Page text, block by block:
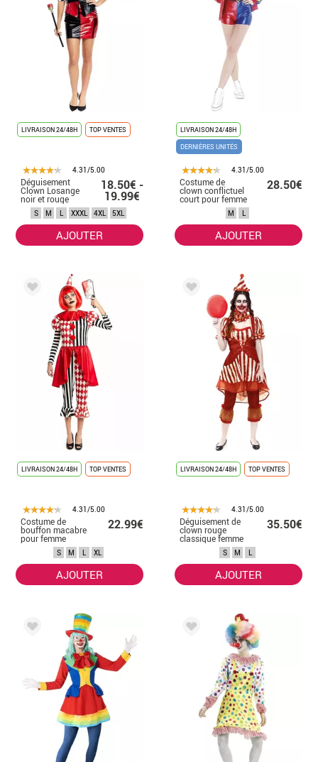
LIVRAISON 24/48H TOP VENTES
4.31/5.00
Déguisement
Clown Losange
noir et rouge
femme
18.50€ -
19.99€
S M L XXXL 4XL 5XL
AJOUTER
LIVRAISON 24/48H
DERNIÈRES UNITÉS
4.31/5.00
Costume de
clown conflictuel
court pour femme
28.50€
M L
AJOUTER
LIVRAISON 24/48H TOP VENTES
4.31/5.00
Costume de
bouffon macabre
pour femme
22.99€
S M L XL
AJOUTER
LIVRAISON 24/48H TOP VENTES
4.31/5.00
Déguisement de
clown rouge
classique femme
35.50€
S M L
AJOUTER